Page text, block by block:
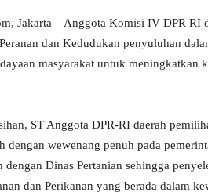
Jakarta – Anggota Komisi IV DPR RI
dan Kedudukan penyuluhan
masyarakat untuk meningkatkan
ST Anggota DPR-RI daerah
dengan wewenang penuh pada
dengan Dinas Pertanian sehingga
dan Perikanan yang berada dalam